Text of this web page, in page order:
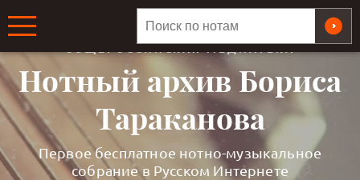
ОБЩЕРОССИЙСКАЯ МЕДИАТЕКА
Нотный архив Бориса
Тараканова
Первое бесплатное нотно-музыкальное
собрание в Русском Интернете